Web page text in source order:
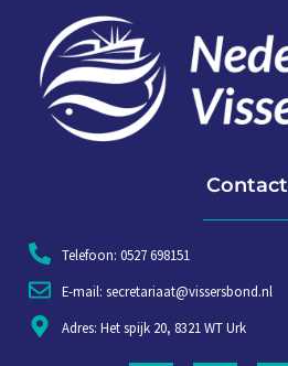
Contact
Telefoon: 0527 698151
E-mail: secretariaat@vissersbond.nl
Adres: Het spijk 20, 8321 WT Urk